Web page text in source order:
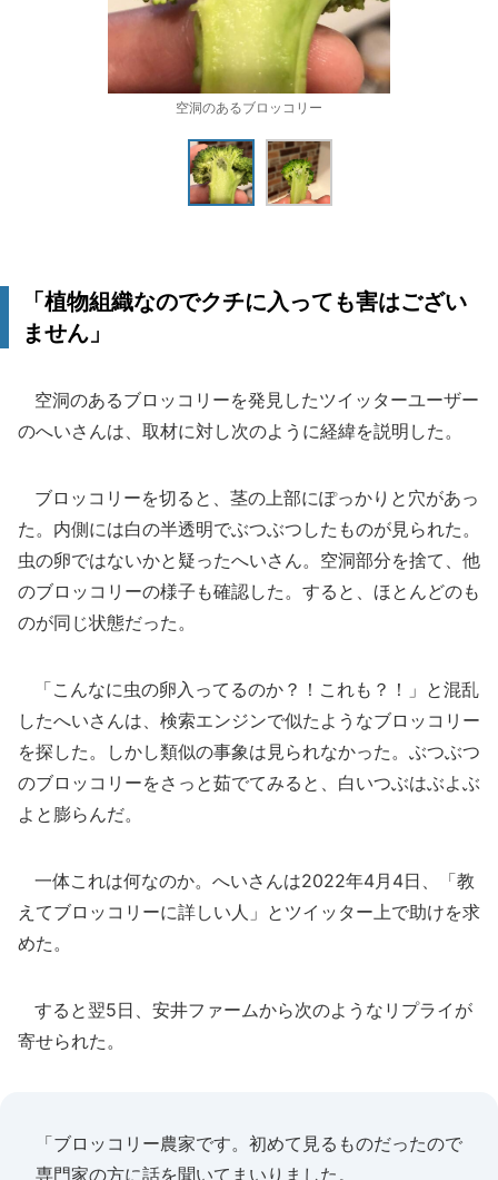
空洞のあるブロッコリー
「植物組織なのでクチに入っても害はござい
ません」
空洞のあるブロッコリーを発見したツイッターユーザー
のへいさんは、取材に対し次のように経緯を説明した。
ブロッコリーを切ると、茎の上部にぽっかりと穴があっ
た。内側には白の半透明でぶつぶつしたものが見られた。
虫の卵ではないかと疑ったへいさん。空洞部分を捨て、他
のブロッコリーの様子も確認した。すると、ほとんどのも
のが同じ状態だった。
「こんなに虫の卵入ってるのか？！これも？！」と混乱
したへいさんは、検索エンジンで似たようなブロッコリー
を探した。しかし類似の事象は見られなかった。ぶつぶつ
のブロッコリーをさっと茹でてみると、白いつぶはぶよぶ
よと膨らんだ。
一体これは何なのか。へいさんは2022年4月4日、「教
えてブロッコリーに詳しい人」とツイッター上で助けを求
めた。
すると翌5日、安井ファームから次のようなリプライが
寄せられた。
「ブロッコリー農家です。初めて見るものだったので
専門家の方に話を聞いてまいりました。